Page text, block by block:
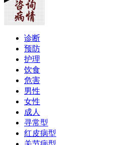
诊断
预防
护理
饮食
危害
男性
女性
成人
寻常型
红皮病型